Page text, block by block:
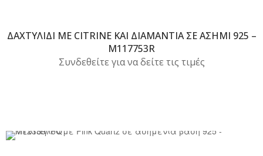
ΔΑΧΤΥΛΊΔΙ ΜΕ CITRINE ΚΑΙ ΔΙΑΜΆΝΤΙΑ ΣΕ ΑΣΉΜΙ 925 –
M117753R
Συνδεθείτε για να δείτε τις τιμές